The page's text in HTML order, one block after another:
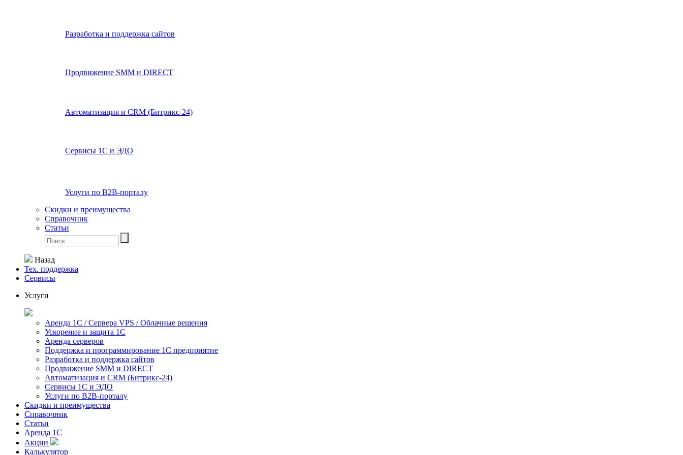
Разработка и поддержка сайтов
Продвижение SMM и DIRECT
Автоматизация и СRМ (Битрикс-24)
Сервисы 1С и ЭДО
Услуги по В2В-порталу
Скидки и преимущества
Справочник
Статьи
Назад
Тех. поддержка
Сервисы
Услуги
Аренда 1С / Сервера VPS / Облачные решения
Ускорение и защита 1С
Аренда серверов
Поддержка и программирование 1С предприятие
Разработка и поддержка сайтов
Продвижение SMM и DIRECT
Автоматизация и СRМ (Битрикс-24)
Сервисы 1С и ЭДО
Услуги по В2В-порталу
Скидки и преимущества
Справочник
Статьи
Аренда 1С
Акции
Калькулятор